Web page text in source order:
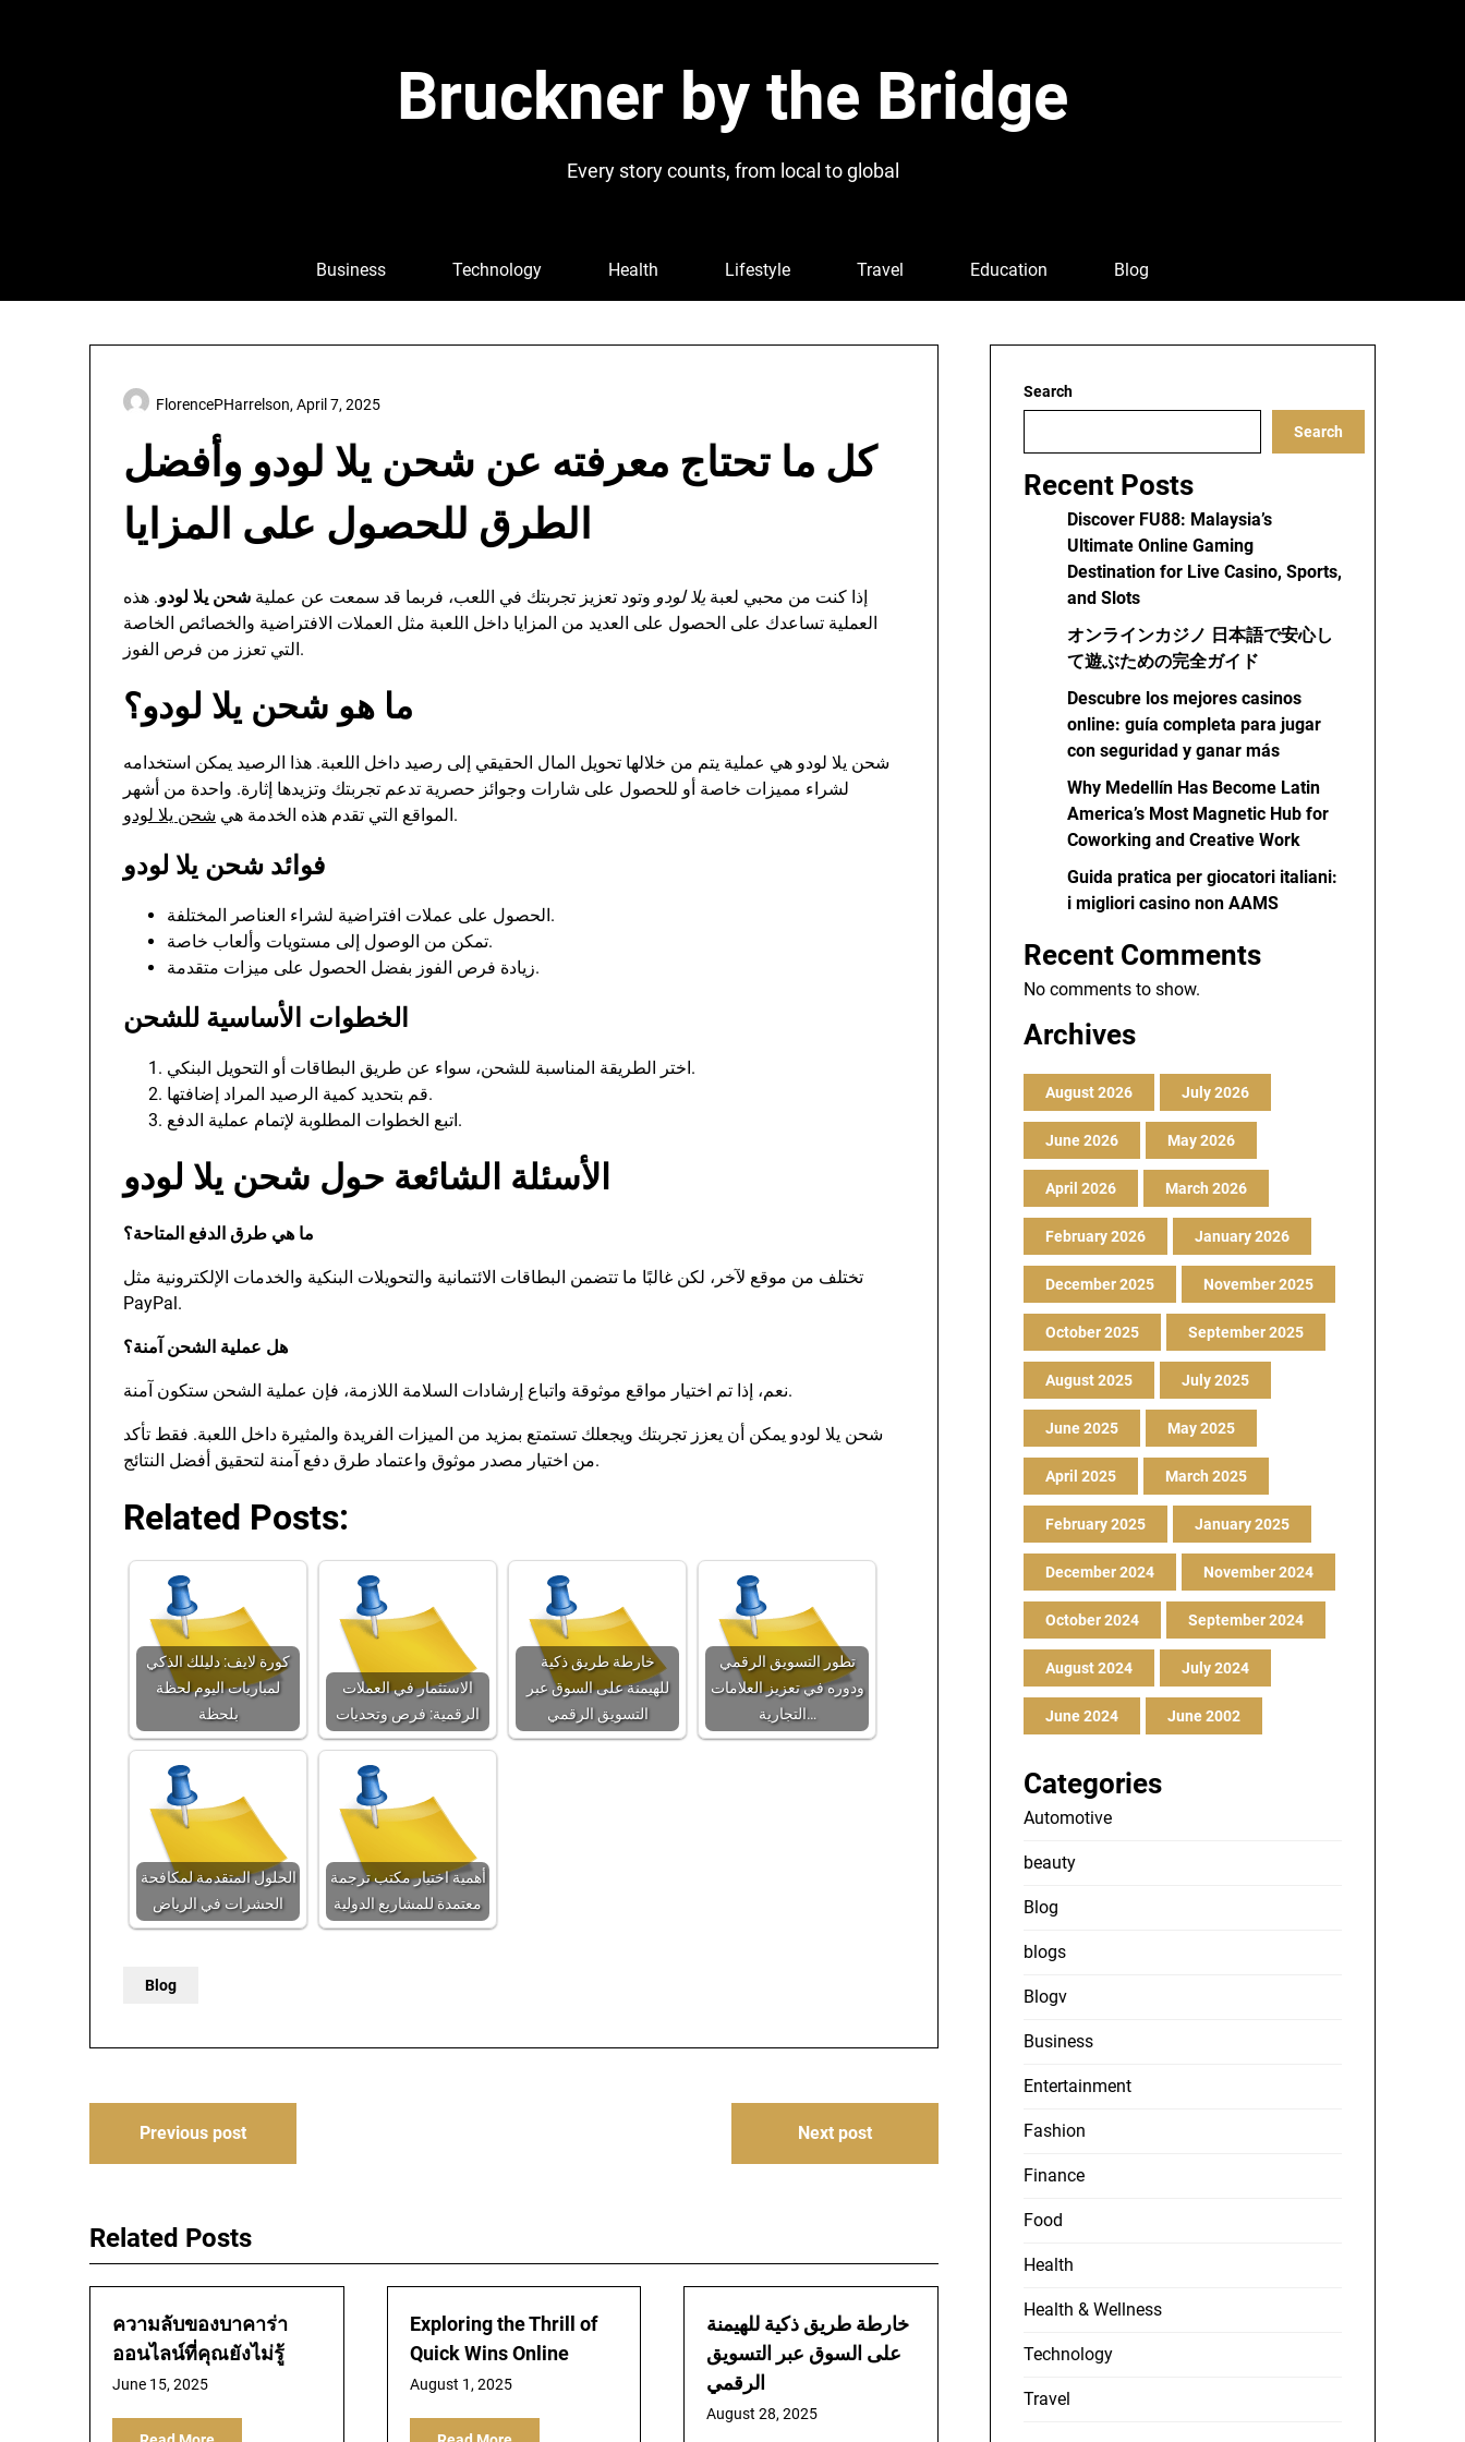
Bruckner by the Bridge
Every story counts, from local to global
Business Technology Health Lifestyle Travel Education Blog
كل ما تحتاج معرفته عن شحن يلا لودو وأفضل
الطرق للحصول على المزايا
FlorencePHarrelson, April 7, 2025
إذا كنت من محبي لعبةيلا لودو وتود تعزيز تجربتك في اللعب، فربما قد سمعت عن عملية شحن يلا لودو. هذه
العملية تساعدك على الحصول على العديد من المزايا داخل اللعبة مثل العملات الافتراضية والخصائص الخاصة
التي تعزز من فرص الفوز.
ما هو شحن يلا لودو؟
شحن يلا لودو هي عملية يتم من خلالها تحويل المال الحقيقي إلى رصيد داخل اللعبة. هذا الرصيد يمكن استخدامه
لشراء مميزات خاصة أو للحصول على شارات وجوائز حصرية تدعم تجربتك وتزيدها إثارة. واحدة من أشهر
المواقع التي تقدم هذه الخدمة هي شحن يلا لودو .
فوائد شحن يلا لودو
الحصول على عملات افتراضية لشراء العناصر المختلفة.
تمكن من الوصول إلى مستويات وألعاب خاصة.
زيادة فرص الفوز بفضل الحصول على ميزات متقدمة.
الخطوات الأساسية للشحن
اختر الطريقة المناسبة للشحن، سواء عن طريق البطاقات أو التحويل البنكي.
قم بتحديد كمية الرصيد المراد إضافتها.
اتبع الخطوات المطلوبة لإتمام عملية الدفع.
الأسئلة الشائعة حول شحن يلا لودو
ما هي طرق الدفع المتاحة؟
تختلف من موقع لآخر، لكن غالبًا ما تتضمن البطاقات الائتمانية والتحويلات البنكية والخدمات الإلكترونية مثل
PayPal.
هل عملية الشحن آمنة؟
نعم، إذا تم اختيار مواقع موثوقة واتباع إرشادات السلامة اللازمة، فإن عملية الشحن ستكون آمنة.
شحن يلا لودو يمكن أن يعزز تجربتك ويجعلك تستمتع بمزيد من الميزات الفريدة والمثيرة داخل اللعبة. فقط تأكد
من اختيار مصدر موثوق واعتماد طرق دفع آمنة لتحقيق أفضل النتائج.
Related Posts:
كورة لايف: دليلك الذكي
لمباريات اليوم لحظة
بلحظة
الاستثمار في العملات
الرقمية: فرص وتحديات
خارطة طريق ذكية
للهيمنة على السوق عبر
التسويق الرقمي
تطور التسويق الرقمي
ودوره في تعزيز العلامات
التجارية…
الحلول المتقدمة لمكافحة
الحشرات في الرياض
أهمية اختيار مكتب ترجمة
معتمدة للمشاريع الدولية
Blog
PostPrevious post Next post
Related Posts
ความลับของบาคาร่า
ออนไลน์ที่คุณยังไม่รู้
June 15, 2025
Exploring the Thrill of
Quick Wins Online
August 1, 2025
خارطة طريق ذكية للهيمنة
على السوق عبر التسويق
الرقمي
August 28, 2025
Search
Search
Recent Posts
Discover FU88: Malaysia’s
Ultimate Online Gaming
Destination for Live Casino, Sports,
and Slots
オンラインカジノ 日本語で安心し
て遊ぶための完全ガイド
Descubre los mejores casinos
online: guía completa para jugar
con seguridad y ganar más
Why Medellín Has Become Latin
America’s Most Magnetic Hub for
Coworking and Creative Work
Guida pratica per giocatori italiani:
i migliori casino non AAMS
Recent Comments
No comments to show.
Archives
August 2026 July 2026
June 2026 May 2026
April 2026 March 2026
February 2026 January 2026
December 2025 November 2025
October 2025 September 2025
August 2025 July 2025
June 2025 May 2025
April 2025 March 2025
February 2025 January 2025
December 2024 November 2024
October 2024 September 2024
August 2024 July 2024
June 2024 June 2002
Categories
Automotive
beauty
Blog
blogs
Blogv
Business
Entertainment
Fashion
Finance
Food
Health
Health & Wellness
Technology
Travel